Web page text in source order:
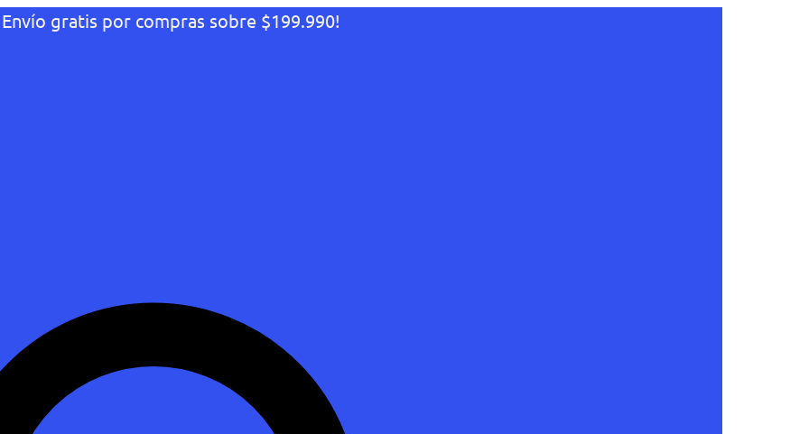
gratis por compras sobre $199.990!